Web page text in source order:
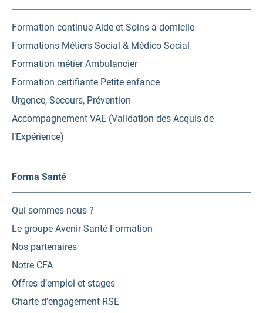
Formation continue Aide et Soins à domicile
Formations Métiers Social & Médico Social
Formation métier Ambulancier
Formation certifiante Petite enfance
Urgence, Secours, Prévention
Accompagnement VAE (Validation des Acquis de
l’Expérience)
Forma Santé
Qui sommes-nous ?
Le groupe Avenir Santé Formation
Nos partenaires
Notre CFA
Offres d’emploi et stages
Charte d’engagement RSE